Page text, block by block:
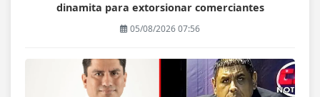
dinamita para extorsionar comerciantes
05/08/2026 07:56